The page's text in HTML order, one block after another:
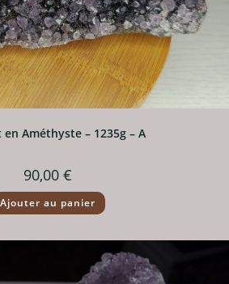
Améthyste – 1235g – A
90,00 €
Ajouter au panier